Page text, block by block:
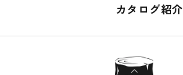
カタログ紹介